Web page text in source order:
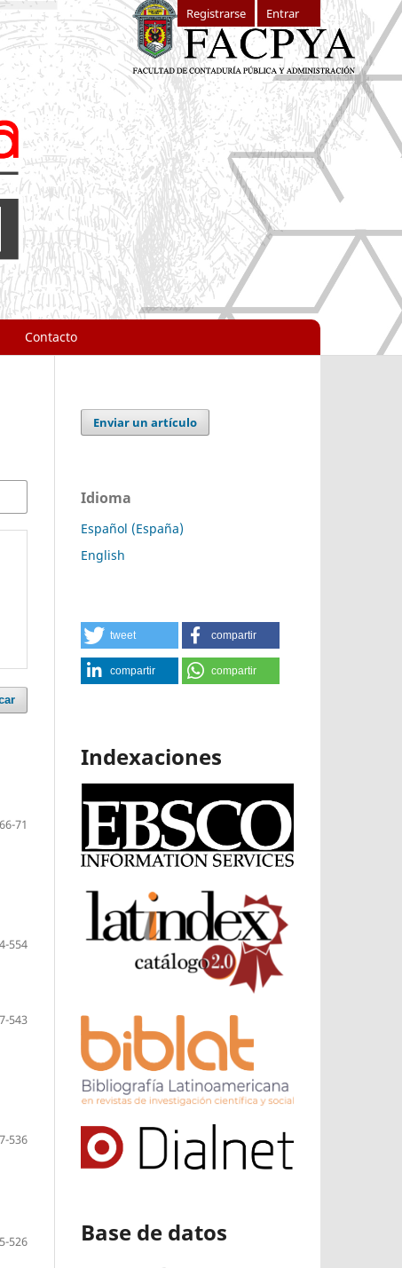
Contacto
Registrarse Entrar
66-71
554
543
536
526
Enviar un artículo
Idioma
Español (España)
English
tweet compartir
compartir compartir
Indexaciones
Base de datos